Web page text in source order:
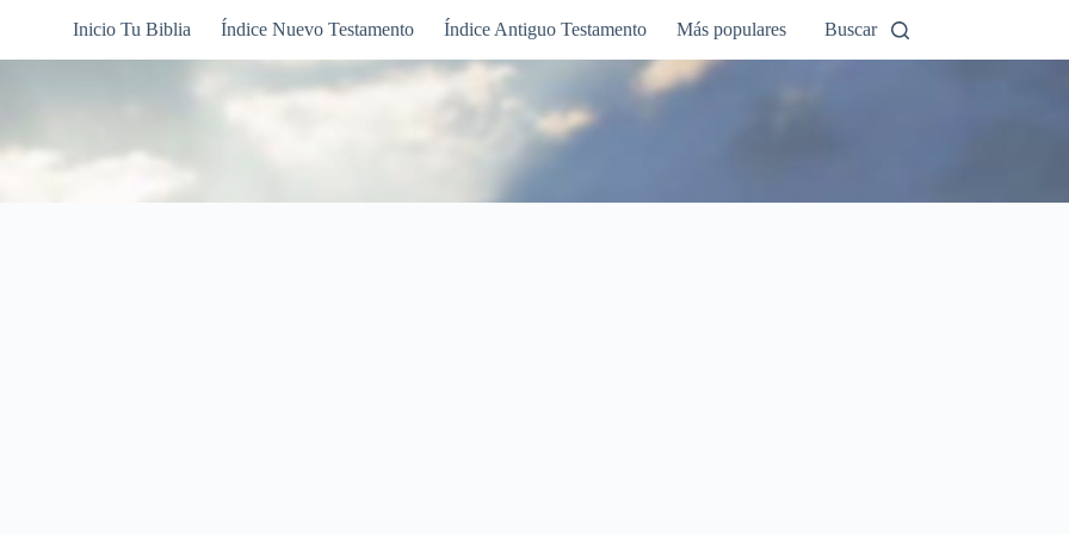
Inicio Tu Biblia Índice Nuevo Testamento Índice Antiguo Testamento Más populares Buscar